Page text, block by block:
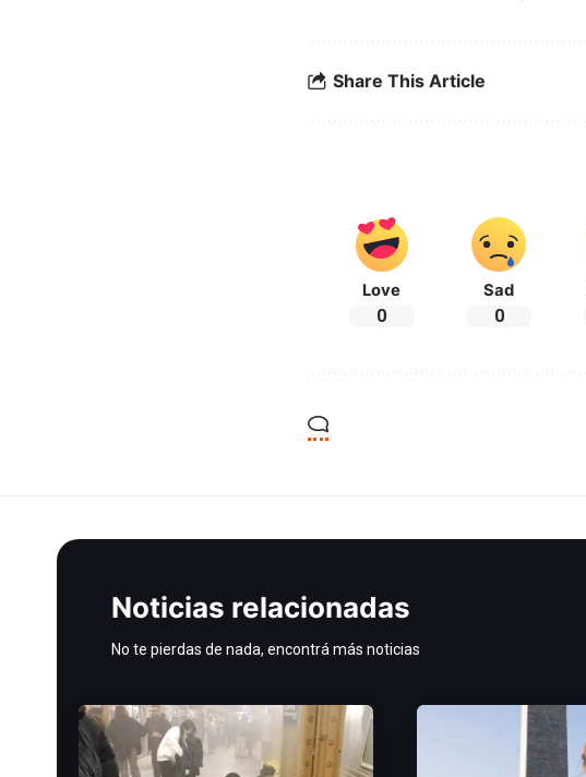
Share This Article
Love
0
Sad
0
Noticias relacionadas
No te pierdas de nada, encontrá más noticias